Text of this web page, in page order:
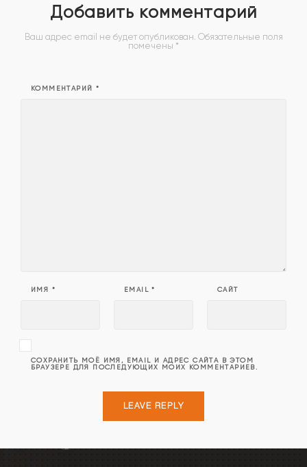
Добавить комментарий
Ваш адрес email не будет опубликован. Обязательные поля
помечены *
КОММЕНТАРИЙ *
ИМЯ * EMAIL* САЙТ
СОХРАНИТЬ МОЁ ИМЯ, EMAIL И АДРЕС САЙТА В ЭТОМ
БРАУЗЕРЕ ДЛЯ ПОСЛЕДУЮЩИХ МОИХ КОММЕНТАРИЕВ.